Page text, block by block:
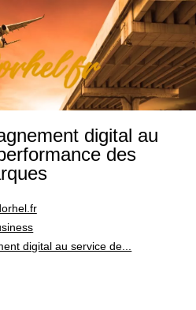
digital au
des
digital au service de...